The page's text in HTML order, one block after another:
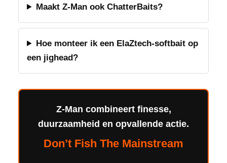
Maakt Z-Man ook ChatterBaits?
Hoe monteer ik een ElaZtech-softbait op
een jighead?
Z-Man combineert finesse,
duurzaamheid en opvallende actie.
Don’t Fish The Mainstream